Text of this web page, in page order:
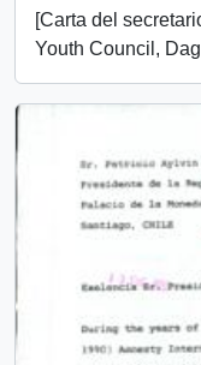
[Carta del
Youth Council,